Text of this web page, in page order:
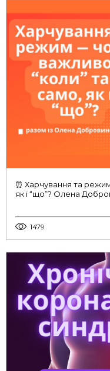
⏰ Харчування та
як і “що”? Олена
1479